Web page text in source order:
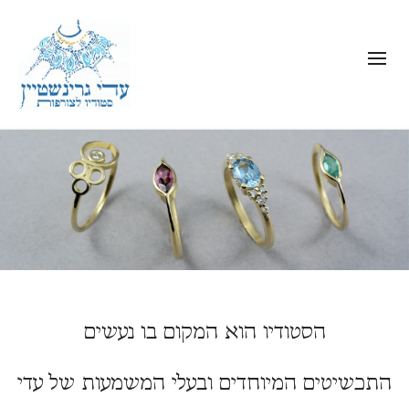
הסטודיו הוא המקום בו נעשים
התכשיטים המיוחדים ובעלי המשמעות של עדי